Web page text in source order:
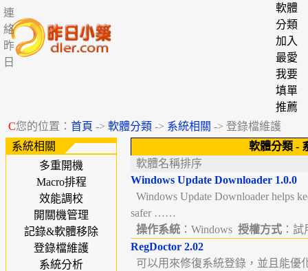
連
絡
昨
日
軟體
分類
加入
最愛
我要
填單
推薦
C您的位置： 首頁 -> 軟體分類 -> 系統相關 -> 登錄檔維護
系統相關
多重開機
Macro排程
效能調校
開關機管理
記錄&軟體移除
登錄檔維護
系統分析
軟體分類 -
軟體名稱排序
Windows Update Downloader 1.0.0
Windows Update Downloader helps
safer ……
操作系統 ：Windows 授權方式 ：
RegDoctor 2.02
可以用來修復系統登錄，並且能